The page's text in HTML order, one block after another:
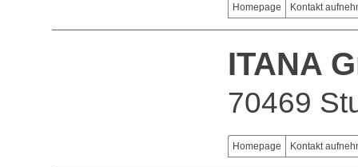
Homepage Kontakt
ITANA
70469
Homepage Kontakt